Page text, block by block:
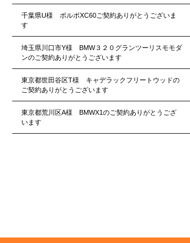
千葉県U様 ボルボXC60ご契約ありがとうございま
す
埼玉県川口市Y様 BMW３２０グランツーリスモモダ
ンのご契約ありがとうございます
東京都世田谷区T様 キャデラックフリートウッドの
ご契約ありがとうございます
東京都荒川区A様 BMWX1のご契約ありがとうござ
います